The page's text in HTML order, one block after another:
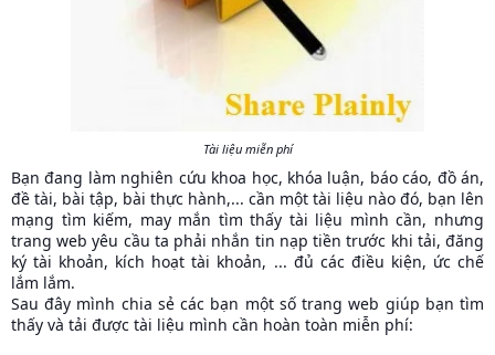
Tài liệu miễn phí
Bạn đang làm nghiên cứu khoa học, khóa luận, báo cáo, đồ án,
đề tài, bài tập, bài thực hành,... cần một tài liệu nào đó, bạn lên
mạng tìm kiếm, may mắn tìm thấy tài liệu mình cần, nhưng
trang web yêu cầu ta phải nhắn tin nạp tiền trước khi tải, đăng
ký tài khoản, kích hoạt tài khoản, ... đủ các điều kiện, ức chế
lắm lắm.
Sau đây mình chia sẻ các bạn một số trang web giúp bạn tìm
thấy và tải được tài liệu mình cần hoàn toàn miễn phí: